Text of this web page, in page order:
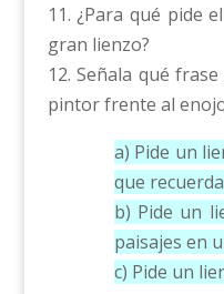
11. ¿Para qué pide
gran lienzo?
12. Señala qué
pintor frente al
a) Pide un
que
b) Pide un
paisajes en
c) Pide un